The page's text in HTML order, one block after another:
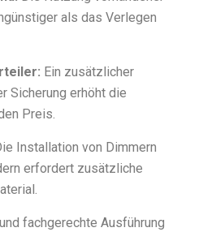
als das Verlegen
Ein zusätzlicher
Sicherung erhöht die
Preis.
Installation von Dimmern
erfordert zusätzliche
fachgerechte Ausführung